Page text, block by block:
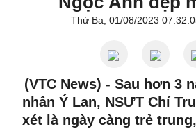
Thứ Ba, 01/08/2023
(VTC News) - Sau hơn 3
nhân Ý Lan, NSƯT Chí
xét là ngày càng trẻ